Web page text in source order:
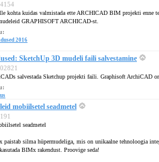
kohta kuidas valmistada ette ARCHICAD BIM projekti
GRAPHISOFT ARCHICAD-st.
2016
SketchUp 3D mudeli faili salvestamine
salvestada Sketchup projekti faili. Graphisoft ArchiCAD
mobiilsetel seadmetel
seadmetel
silma hüpermudeliga, mis on unikaalne tehnoloogia
BIMx rakendust. Proovige seda!